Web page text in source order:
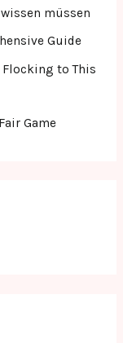
müssen
Guide
Flocking to This
Game